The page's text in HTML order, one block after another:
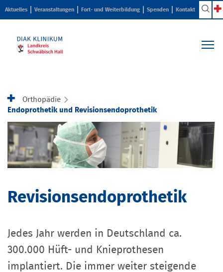
Aktuelles Veranstaltungen Fort- und Weiterbildung Spenden Kontakt
Ihr Aufenthalt
Karriere & Ausbildung
Über uns
Orthopädie
Endoprothetik und Revisionsendoprothetik
Revisionsendoprothetik
Jedes Jahr werden in Deutschland ca.
300.000 Hüft- und Knieprothesen
implantiert. Die immer weiter steigende